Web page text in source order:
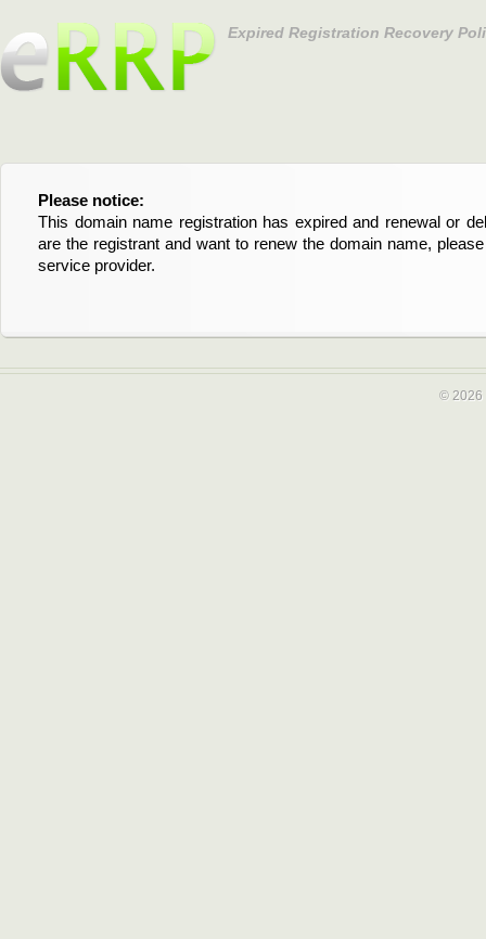
Expired Registration Recovery
Please notice:
This domain name registration has expired and renewal or
are the registrant and want to renew the domain name,
service provider.
Bitte beachten Sie:
Diese Domainregistrierung ist abgelaufen und die
Domain stehen an. Wenn Sie der Registrant sind und
verlängern möchten, kontaktieren Sie bitte Ihren Service-
© 2026